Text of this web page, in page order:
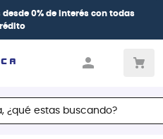
desde 0% de interés con todas
estas buscando?